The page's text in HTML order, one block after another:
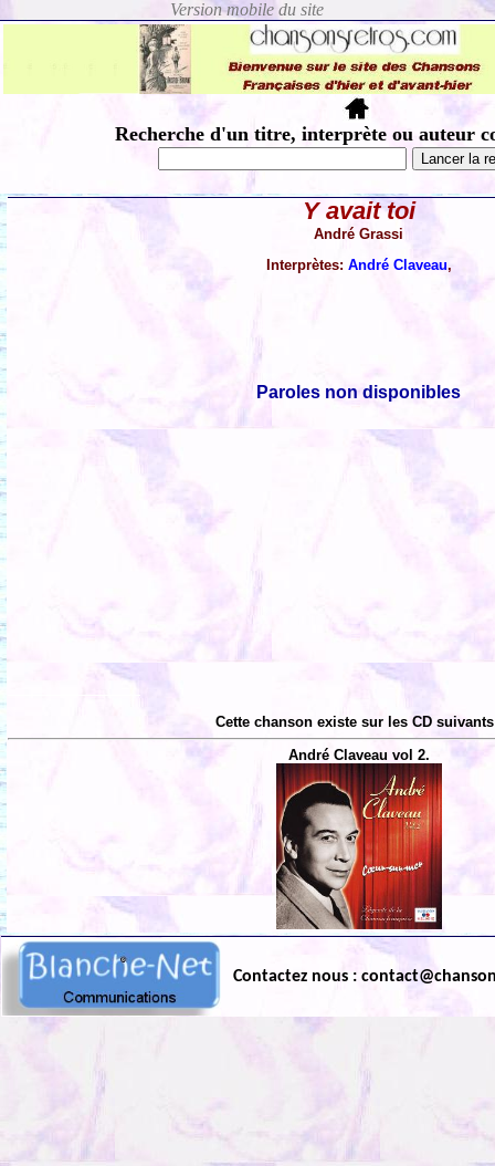
Recherche d'un titre, interprète ou auteur
Y avait toi
André Grassi
Interprètes: André Claveau,
Paroles non disponibles
Cette chanson existe sur les CD
André Claveau vol 2.
Contactez nous :